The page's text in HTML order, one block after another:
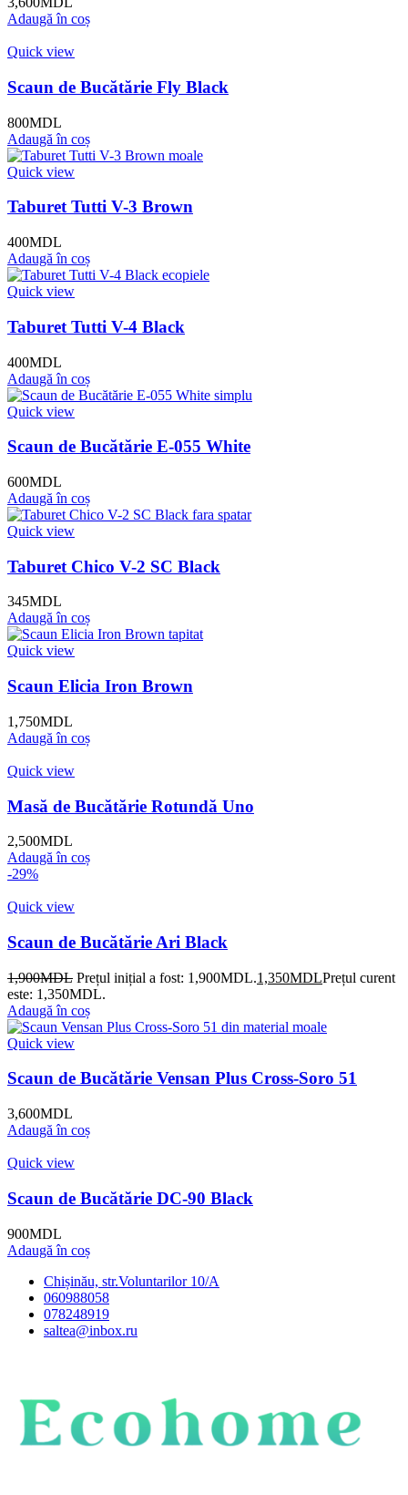
Adaugă în coș
Quick view
Scaun de Bucătărie Fly Black
800MDL
Adaugă în coș
Quick view
Taburet Tutti V-3 Brown
400MDL
Adaugă în coș
Quick view
Taburet Tutti V-4 Black
400MDL
Adaugă în coș
Quick view
Scaun de Bucătărie E-055 White
600MDL
Adaugă în coș
Quick view
Taburet Chico V-2 SC Black
345MDL
Adaugă în coș
Quick view
Scaun Elicia Iron Brown
1,750MDL
Adaugă în coș
Quick view
Masă de Bucătărie Rotundă Uno
2,500MDL
Adaugă în coș
-29%
Quick view
Scaun de Bucătărie Ari Black
1,900MDL Prețul inițial a fost: 1,900MDL.1,350MDLPrețul curent
este: 1,350MDL.
Adaugă în coș
Quick view
Scaun de Bucătărie Vensan Plus Cross-Soro 51
3,600MDL
Adaugă în coș
Quick view
Scaun de Bucătărie DC-90 Black
900MDL
Adaugă în coș
Chișinău, str.Voluntarilor 10/A
060988058
078248919
saltea@inbox.ru